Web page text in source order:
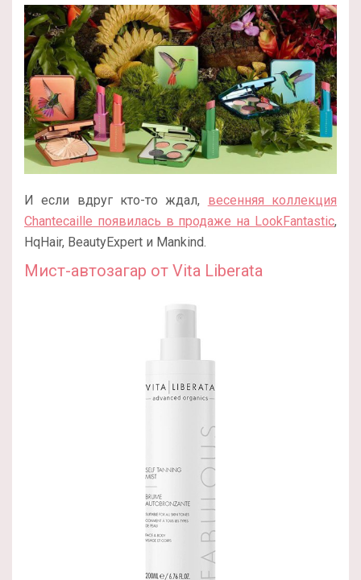
И если вдруг кто-то ждал, весенняя коллекция
Chantecaille появилась в продаже на LookFantastic,
HqHair, BeautyExpert и Mankind.
Мист-автозагар от Vita Liberata